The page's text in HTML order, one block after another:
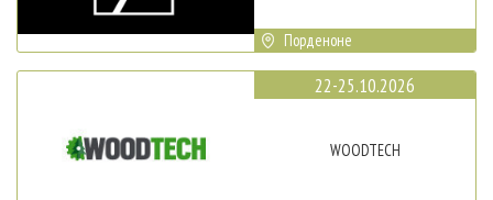
Порденоне
22-25.10.2026
WOODTECH